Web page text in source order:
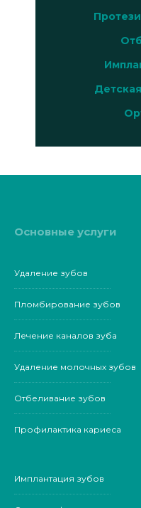
Основные услуги
Удаление зубов
Пломбирование зубов
Лечение каналов зуба
Удаление молочных зубов
Отбеливание зубов
Профилактика кариеса
Имплантация зубов